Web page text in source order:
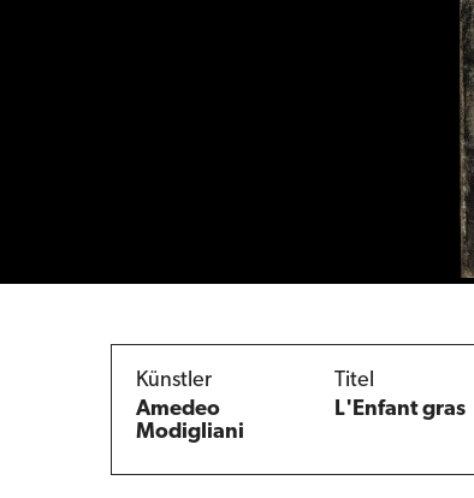
Künstler
Amedeo
Modigliani
Titel
L'Enfant gras